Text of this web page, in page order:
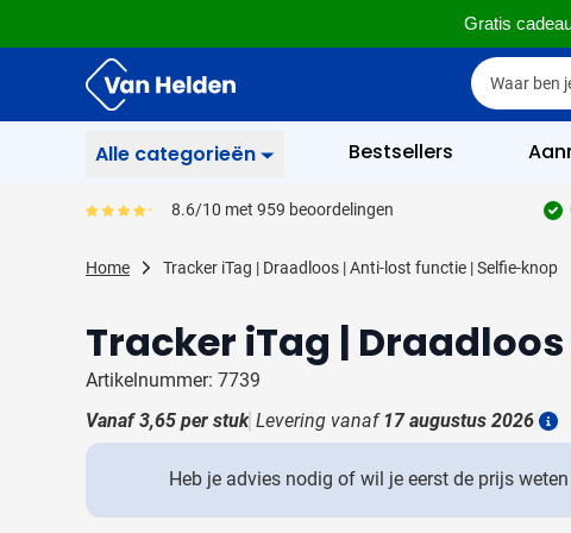
Gratis
Ga naar de inhoud Zoek
Zoek
Alle categorieën
Schrijfwaren
Toon submenu voor
Toon submenu voor
Weggevertjes
Toon submenu voor
Tassen
Toon submenu voor
Gereedschap & Veiligheid
Toon submenu voor
Bestsellers
Gemiddeld reviewpercentage is 86
8.6/10 met 959 beoordelingen
Home Tracker iTag | Draadloos | Anti-lost functie | Selfie-knop
Tracker iTag |
Artikelnummer: 7739
Vanaf3,65 per stuk Levering vanaf 17 augustus 2026
Heb je advies nodig of wil je eerst de prijs